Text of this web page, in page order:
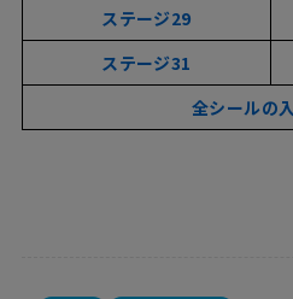
ステージ29
ステージ31
全シールの